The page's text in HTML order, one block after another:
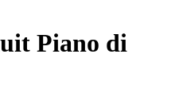
Piano di